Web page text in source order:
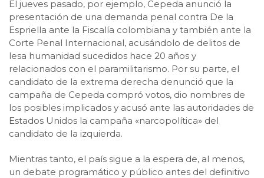
El jueves pasado, por ejemplo, Cepeda anunció la
presentación de una demanda penal contra De la
Espriella ante la Fiscalía colombiana y también ante la
Corte Penal Internacional, acusándolo de delitos de
lesa humanidad sucedidos hace 20 años y
relacionados con el paramilitarismo. Por su parte, el
candidato de la extrema derecha denunció que la
campaña de Cepeda compró votos, dio nombres de
los posibles implicados y acusó ante las autoridades de
Estados Unidos la campaña «narcopolítica» del
candidato de la izquierda.
Mientras tanto, el país sigue a la espera de, al menos,
un debate programático y público antes del definitivo